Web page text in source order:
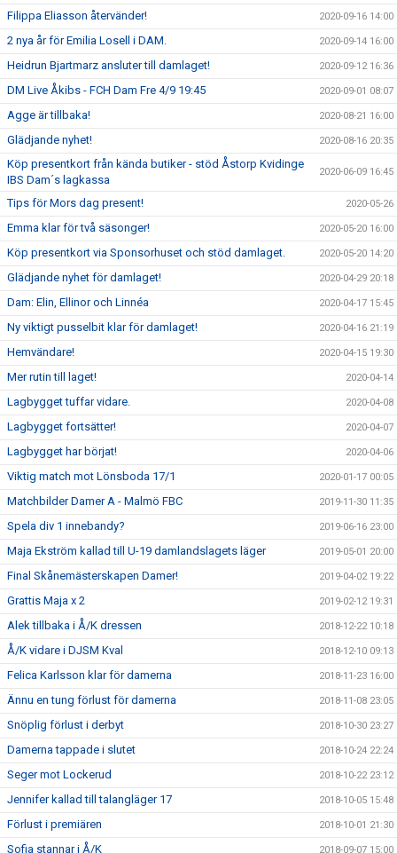
Filippa Eliasson återvänder! 2020-09-16 14:00
2 nya år för Emilia Losell i DAM. 2020-09-14 16:00
Heidrun Bjartmarz ansluter till damlaget! 2020-09-12 16:36
DM Live Åkibs - FCH Dam Fre 4/9 19:45 2020-09-01 08:07
Agge är tillbaka! 2020-08-21 16:00
Glädjande nyhet! 2020-08-16 20:35
Köp presentkort från kända butiker - stöd Åstorp Kvidinge
IBS Dam´s lagkassa
2020-06-09 16:45
Tips för Mors dag present! 2020-05-26
Emma klar för två säsonger! 2020-05-20 16:00
Köp presentkort via Sponsorhuset och stöd damlaget. 2020-05-20 14:20
Glädjande nyhet för damlaget! 2020-04-29 20:18
Dam: Elin, Ellinor och Linnéa 2020-04-17 15:45
Ny viktigt pusselbit klar för damlaget! 2020-04-16 21:19
Hemvändare! 2020-04-15 19:30
Mer rutin till laget! 2020-04-14
Lagbygget tuffar vidare. 2020-04-08
Lagbygget fortsätter! 2020-04-07
Lagbygget har börjat! 2020-04-06
Viktig match mot Lönsboda 17/1 2020-01-17 00:05
Matchbilder Damer A - Malmö FBC 2019-11-30 11:35
Spela div 1 innebandy? 2019-06-16 23:00
Maja Ekström kallad till U-19 damlandslagets läger 2019-05-01 20:00
Final Skånemästerskapen Damer! 2019-04-02 19:22
Grattis Maja x 2 2019-02-12 19:31
Alek tillbaka i Å/K dressen 2018-12-22 10:18
Å/K vidare i DJSM Kval 2018-12-10 09:13
Felica Karlsson klar för damerna 2018-11-23 16:00
Ännu en tung förlust för damerna 2018-11-08 23:05
Snöplig förlust i derbyt 2018-10-30 23:27
Damerna tappade i slutet 2018-10-24 22:24
Seger mot Lockerud 2018-10-22 23:12
Jennifer kallad till talangläger 17 2018-10-05 15:48
Förlust i premiären 2018-10-01 21:30
Sofia stannar i Å/K 2018-09-07 15:00